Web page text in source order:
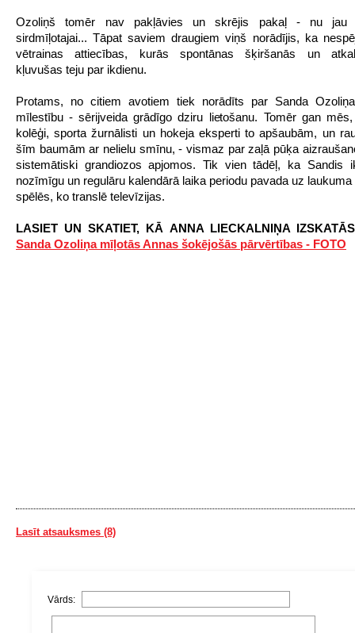
Ozoliņš tomēr nav pakļāvies un skrējis pakaļ - nu jau
sirdmīļotajai... Tāpat saviem draugiem viņš norādījis, ka
vētrainas attiecības, kurās spontānas šķiršanās un
kļuvušas teju par ikdienu.
Protams, no citiem avotiem tiek norādīts par Sanda
mīlestību - sērijveida grādīgo dziru lietošanu. Tomēr gan
kolēģi, sporta žurnālisti un hokeja eksperti to apšaubām, un
šīm baumām ar nelielu smīnu, - vismaz par zaļā pūķa
sistemātiski grandiozos apjomos. Tik vien tādēļ, ka Sandis
nozīmīgu un regulāru kalendārā laika periodu pavada uz laukuma
spēlēs, ko translē televīzijas.
LASIET UN SKATIET, KĀ ANNA LIECKALNIŅA
Sanda Ozoliņa mīļotās Annas šokējošās pārvērtības - FOTO
Lasīt atsauksmes (8)
Vārds: